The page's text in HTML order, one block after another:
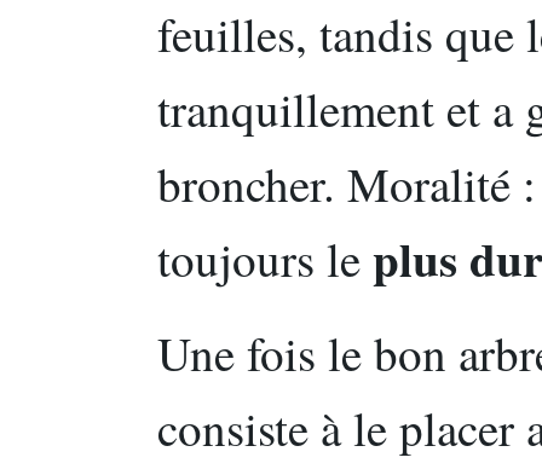
feuilles, tandis que
tranquillement et a
broncher. Moralité
toujours leplus
Une fois le bon
consiste à le